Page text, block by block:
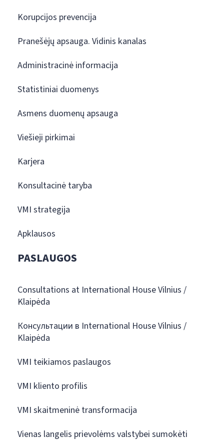
Korupcijos prevencija
Pranešėjų apsauga. Vidinis kanalas
Administracinė informacija
Statistiniai duomenys
Asmens duomenų apsauga
Viešieji pirkimai
Karjera
Konsultacinė taryba
VMI strategija
Apklausos
PASLAUGOS
Consultations at International House Vilnius /
Klaipėda
Консультации в International House Vilnius /
Klaipėda
VMI teikiamos paslaugos
VMI kliento profilis
VMI skaitmeninė transformacija
Vienas langelis prievolėms valstybei sumokėti